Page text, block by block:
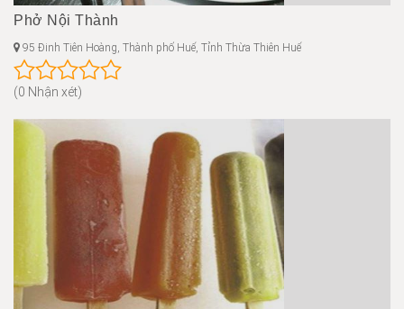
Phở Nội Thành
95 Đinh Tiên Hoàng, Thành phố Huế, Tỉnh Thừa Thiên Huế
(0 Nhận xét)